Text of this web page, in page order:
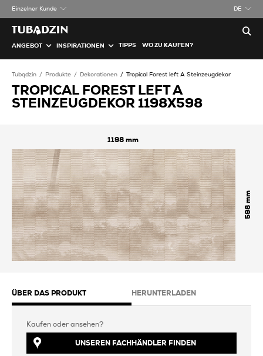
Einzelner Kunde DE
ANGEBOT INSPIRATIONEN TIPPS WO ZU KAUFEN?
Tubądzin Produkte Dekorationen Tropical Forest left A Steinzeugdekor
TROPICAL FOREST LEFT A
STEINZEUGDEKOR 1198X598
1198
598
ÜBER DAS PRODUKT HERUNTERLADEN
Kaufen oder ansehen?
UNSEREN FACHHÄNDLER FINDEN